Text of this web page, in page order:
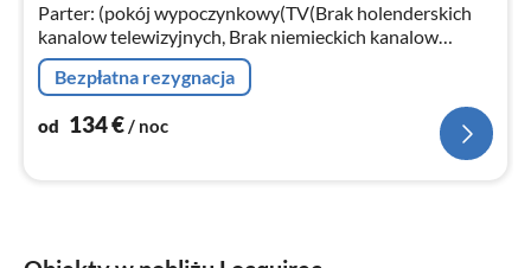
Parter: (pokój wypoczynkowy(TV(Brak holenderskich
kanalow telewizyjnych, Brak niemieckich kanalow
telewizyjnych), piec(drewno))
Bezpłatna rezygnacja
od 134€/ noc